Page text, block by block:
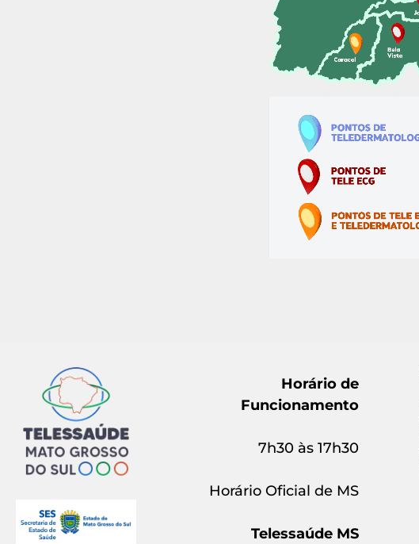
Horário de
Funcionamento
7h30 às 17h30
Horário Oficial de MS
Telessaúde MS